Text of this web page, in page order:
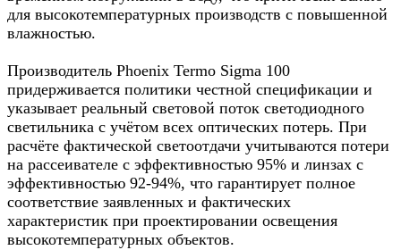
для высокотемпературных производств с повышенной
влажностью.
Производитель Phoenix Termo Sigma 100
придерживается политики честной спецификации и
указывает реальный световой поток светодиодного
светильника с учётом всех оптических потерь. При
расчёте фактической светоотдачи учитываются потери
на рассеивателе с эффективностью 95% и линзах с
эффективностью 92-94%, что гарантирует полное
соответствие заявленных и фактических
характеристик при проектировании освещения
высокотемпературных объектов.